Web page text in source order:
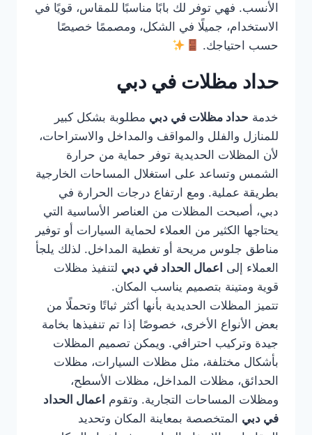
الأنسب. فهي توفر لك بابًا مناسبًا للمقاس، قويًا في
الاستخدام، جميلًا في الشكل، ومصممًا خصيصًا
حسب احتياجك.
حداد مظلات في دبي
خدمة حداد مظلات في دبي مطلوبة بشكل كبير
للمنازل والفلل والمواقف والمداخل والاستراحات،
لأن المظلات الحديدية توفر حماية من حرارة
الشمس وتساعد على استغلال المساحات الخارجية
بطريقة عملية. ومع ارتفاع درجات الحرارة في
دبي، أصبحت المظلات من العناصر الأساسية التي
يحتاجها الكثير من العملاء لحماية السيارات أو توفير
مناطق جلوس مريحة أو تغطية المداخل. لذلك يلجأ
العملاء إلى اعمال الحداد في دبي لتنفيذ مظلات
قوية ومتينة بتصميم يناسب المكان.
تتميز المظلات الحديدية بأنها أكثر ثباتًا وتحملًا من
بعض الأنواع الأخرى، خصوصًا إذا تم تنفيذها بخامة
جيدة وتركيب احترافي. ويمكن تصميم المظلات
بأشكال مختلفة، مثل مظلات السيارات، مظلات
الحدائق، مظلات المداخل، مظلات الأسطح،
ومظلات المساحات التجارية. وتقوم اعمال الحداد
في دبي المتخصصة بمعاينة المكان وتحديد